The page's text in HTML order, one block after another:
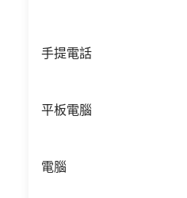
手提電話
平板電腦
電腦